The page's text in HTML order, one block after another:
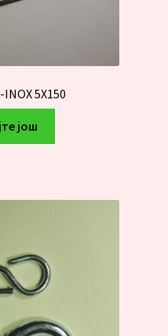
INOX 5X150
још